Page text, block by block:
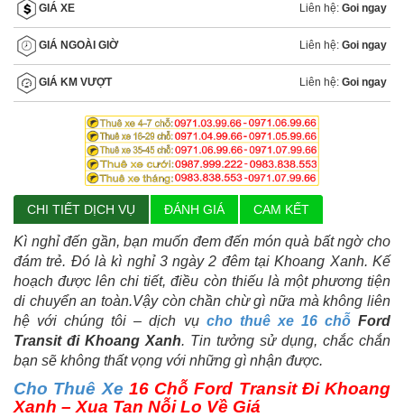
GIÁ XE Liên hệ: Goi ngay
GIÁ NGOÀI GIỜ Liên hệ: Goi ngay
GIÁ KM VƯỢT Liên hệ: Goi ngay
CHI TIẾT DỊCH VỤ ĐÁNH GIÁ CAM KẾT
Kì nghỉ đến gần, bạn muốn đem đến món quà bất ngờ cho
đám trẻ. Đó là kì nghỉ 3 ngày 2 đêm tại Khoang Xanh. Kế
hoạch được lên chi tiết, điều còn thiếu là một phương tiện
di chuyển an toàn.Vậy còn chần chừ gì nữa mà không liên
hệ với chúng tôi – dịch vụ cho thuê xe 16 chỗFord
Transit đi Khoang Xanh. Tin tưởng sử dụng, chắc chắn
bạn sẽ không thất vọng với những gì nhận được.
Cho Thuê Xe 16 Chỗ Ford Transit Đi Khoang
Xanh – Xua Tan Nỗi Lo Về Giá